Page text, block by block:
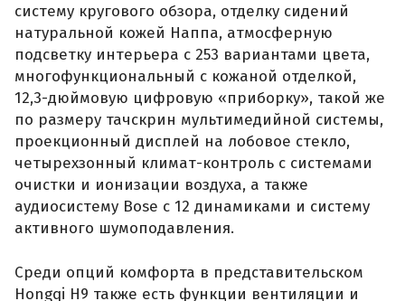
систему кругового обзора, отделку сидений
натуральной кожей Наппа, атмосферную
подсветку интерьера с 253 вариантами цвета,
многофункциональный с кожаной отделкой,
12,3-дюймовую цифровую «приборку», такой же
по размеру тачскрин мультимедийной системы,
проекционный дисплей на лобовое стекло,
четырехзонный климат-контроль с системами
очистки и ионизации воздуха, а также
аудиосистему Bose с 12 динамиками и систему
активного шумоподавления.
Среди опций комфорта в представительском
Hongqi H9 также есть функции вентиляции и